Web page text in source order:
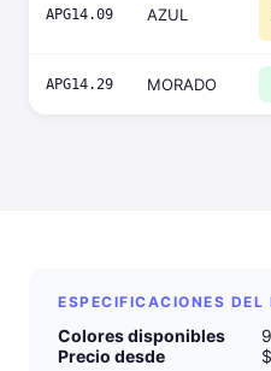
APG14.09 AZUL
APG14.29 MORADO
ESPECIFICACIONES DEL
Colores disponibles
Precio desde